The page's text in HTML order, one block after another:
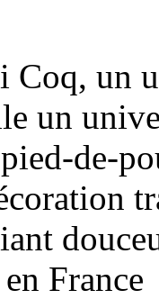
Coq, un
un
de-
France